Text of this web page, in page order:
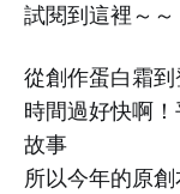
試閱到這裡～～
從創作蛋白霜
時間過好快啊
故事
所以今年的原